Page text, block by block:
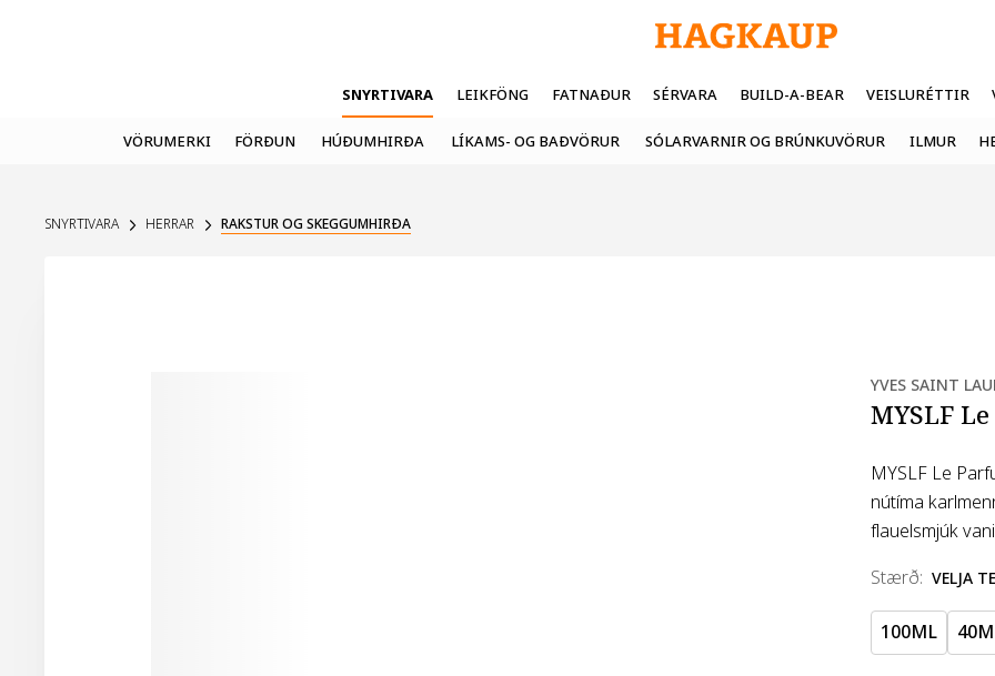
SNYRTIVARA LEIKFÖNG FATNAÐUR SÉRVARA BUILD-A-BEAR VEISLURÉTTIR
VÖRUMERKI FÖRÐUN HÚÐUMHIRÐA LÍKAMS- OG BAÐVÖRUR SÓLARVARNIR OG BRÚNKUVÖRUR ILMUR
SNYRTIVARA HERRAR RAKSTUR OG SKEGGUMHIRÐA
YVES SAINT
MYSLF
MYSLF Le
nútíma
flauelsmjúk
stærð: VELJA
100ML